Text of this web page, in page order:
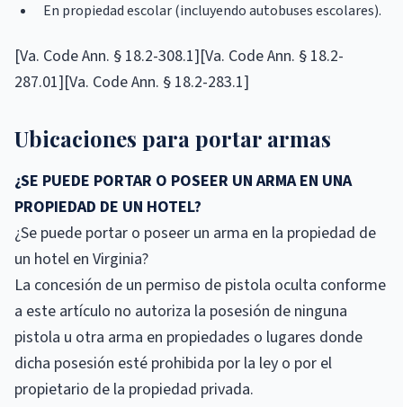
En propiedad escolar (incluyendo autobuses escolares).
[Va. Code Ann. § 18.2-308.1][Va. Code Ann. § 18.2-
287.01][Va. Code Ann. § 18.2-283.1]
Ubicaciones para portar armas
¿SE PUEDE PORTAR O POSEER UN ARMA EN UNA
PROPIEDAD DE UN HOTEL?
¿Se puede portar o poseer un arma en la propiedad de
un hotel en Virginia?
La concesión de un permiso de pistola oculta conforme
a este artículo no autoriza la posesión de ninguna
pistola u otra arma en propiedades o lugares donde
dicha posesión esté prohibida por la ley o por el
propietario de la propiedad privada.